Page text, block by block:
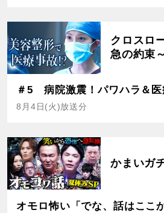
クロスロ
急の約束～
＃5 病院激震！パワハラ＆
8月4日(火)放送分
かまいガ
オモロ怖い「でな、話はここ